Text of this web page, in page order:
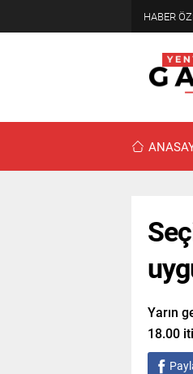
HABER
Yarın
18.00